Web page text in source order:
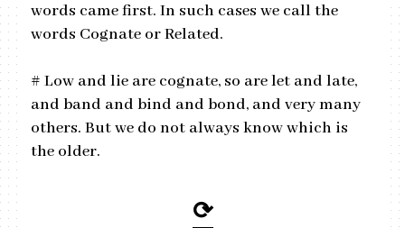
words came first. In such cases we call the
words Cognate or Related.
# Low and lie are cognate, so are let and late,
and band and bind and bond, and very many
others. But we do not always know which is
the older.
⟳